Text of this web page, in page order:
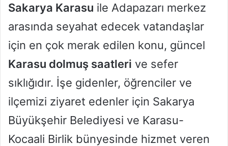
e
k
Sakarya Karasu ile Adapazarı merkez
arasında seyahat edecek vatandaşlar
için en çok merak edilen konu, güncel
Karasu dolmuş saatleri ve sefer
sıklığıdır. İşe gidenler, öğrenciler ve
ilçemizi ziyaret edenler için Sakarya
Büyükşehir Belediyesi ve Karasu-
Kocaali Birlik bünyesinde hizmet veren